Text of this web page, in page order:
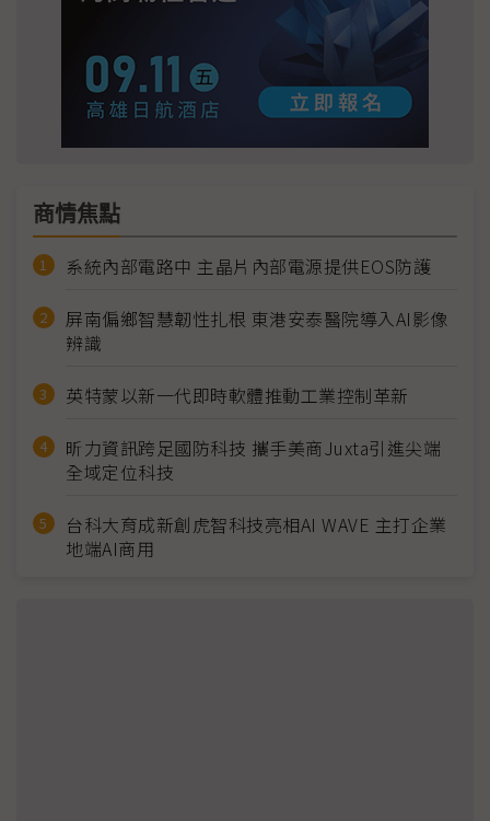
商情焦點
系統內部電路中 主晶片內部電源提供EOS防護
屏南偏鄉智慧韌性扎根 東港安泰醫院導入AI影像
辨識
英特蒙以新一代即時軟體推動工業控制革新
昕力資訊跨足國防科技 攜手美商Juxta引進尖端
全域定位科技
台科大育成新創虎智科技亮相AI WAVE 主打企業
地端AI商用